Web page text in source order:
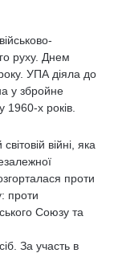
руху. Днем
УПА діяла до
у збройне
1960-х років.
війні, яка
проти
проти
Союзу та
За участь в